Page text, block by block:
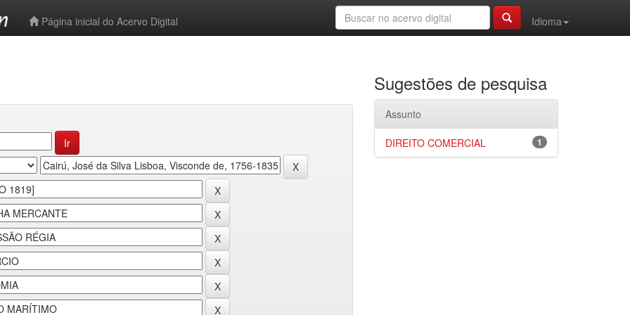
Página inicial do Acervo Digital
Idioma
Sugestões de pesquisa
Assunto
1
DIREITO COMERCIAL